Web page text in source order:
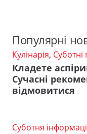
Популярні
Кулінарія,
Кладете
Сучасні
відмовитися
Суботня